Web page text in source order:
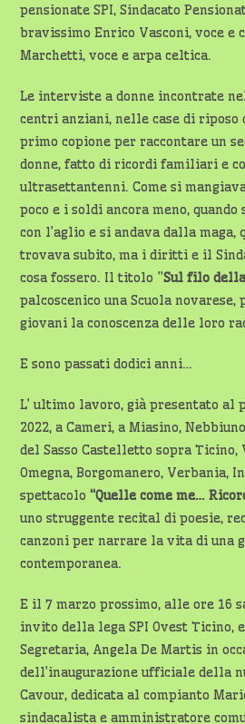
pensionate SPI, Sindacato
bravissimo Enrico Vasconi, voce
Marchetti, voce e arpa celtica.
Le interviste a donne incontrate
centri anziani, nelle case di
primo copione per raccontare un
donne, fatto di ricordi familiari e
ultrasettantenni. Come si
poco e i soldi ancora meno,
con l’aglio e si andava dalla
trovava subito, ma i diritti e il
cosa fossero. Il titolo ”Sul filo
palcoscenico una Scuola
giovani la conoscenza delle loro
E sono passati dodici anni…
L’ ultimo lavoro, già presentato al
2022, a Cameri, a Miasino,
del Sasso Castelletto sopra Ticino,
Omegna, Borgomanero, Verbania,
spettacolo“Quelle come me…
uno struggente recital di poesie,
canzoni per narrare la vita di una
contemporanea.
E il 7 marzo prossimo, alle ore 16
invito della lega SPI Ovest Ticino,
Segretaria, Angela De Martis in
dell’inaugurazione ufficiale della
Cavour, dedicata al compianto
sindacalista e amministratore